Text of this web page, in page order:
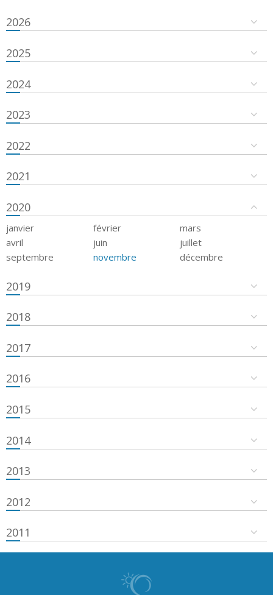
2026
2025
2024
2023
2022
2021
2020
janvier février
mars
avril
juin
juillet
septembre
novembre décembre
2019
2018
2017
2016
2015
2014
2013
2012
2011